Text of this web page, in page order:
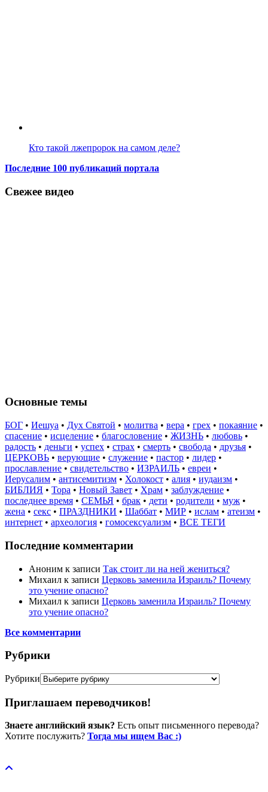
Кто такой лжепророк на самом деле?
Последние 100 публикаций портала
Свежее видео
Основные темы
БОГ • Иешуа • Дух Святой • молитва • вера • грех • покаяние •
спасение • исцеление • благословение • ЖИЗНЬ • любовь •
радость • деньги • успех • страх • смерть • свобода • друзья •
ЦЕРКОВЬ • верующие • служение • пастор • лидер •
прославление • свидетельство • ИЗРАИЛЬ • евреи •
Иерусалим • антисемитизм • Холокост • алия • иудаизм •
БИБЛИЯ • Тора • Новый Завет • Храм • заблуждение •
последнее время • СЕМЬЯ • брак • дети • родители • муж •
жена • секс • ПРАЗДНИКИ • Шаббат • МИР • ислам • атеизм •
интернет • археология • гомосексуализм • ВСЕ ТЕГИ
Последние комментарии
Аноним к записи Так стоит ли на ней жениться?
Михаил к записи Церковь заменила Израиль? Почему
это учение опасно?
Михаил к записи Церковь заменила Израиль? Почему
это учение опасно?
Все комментарии
Рубрики
Рубрики
Приглашаем переводчиков!
Знаете английский язык? Есть опыт письменного перевода?
Хотите послужить? Тогда мы ищем Вас :)